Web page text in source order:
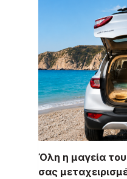
Όλη η μαγεία
σας